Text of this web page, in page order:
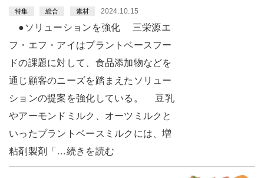
特集 総合 素材 2024.10.15
●ソリューションを強化 三栄源エ
フ・エフ・アイはプラントベースフー
ドの課題に対して、食品添加物などを
通じ顧客のニーズを踏まえたソリュー
ションの提案を強化している。 豆乳
やアーモンドミルク、オーツミルクと
いったプラントベースミルクには、増
粘剤製剤「…続きを読む